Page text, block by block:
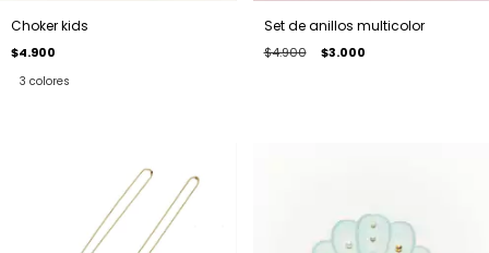
Choker kids
$4.900
3 colores
Set de anillos multicolor
$4.900 $3.000